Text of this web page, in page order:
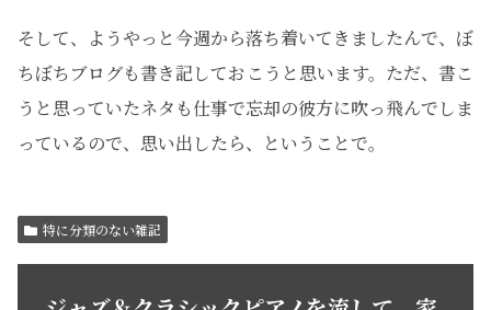
そして、ようやっと今週から落ち着いてきましたんで、ぼ
ちぼちブログも書き記しておこうと思います。ただ、書こ
うと思っていたネタも仕事で忘却の彼方に吹っ飛んでしま
っているので、思い出したら、ということで。
特に分類のない雑記